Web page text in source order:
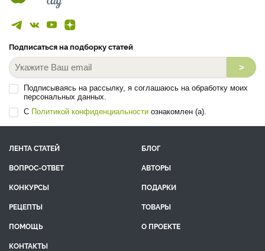
Подписаться на подборку статей
>
Подписываясь на рассылку, я соглашаюсь на обработку моих
персональных данных.
С Политикой конфиденциальности ознакомлен (а).
ЛЕНТА СТАТЕЙ
БЛОГ
ВОПРОС-ОТВЕТ
АВТОРЫ
КОНКУРСЫ
ПОДАРКИ
РЕЦЕПТЫ
ТОВАРЫ
ПОМОЩЬ
О ПРОЕКТЕ
КОНТАКТЫ